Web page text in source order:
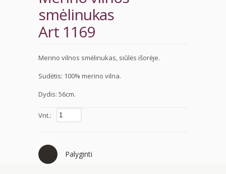
smėlinukas
Art 1169
Merino vilnos smėlinukas, siūlės išorėje.
Sudėtis: 100% merino vilna.
Dydis: 56cm.
Vnt.:
Palyginti